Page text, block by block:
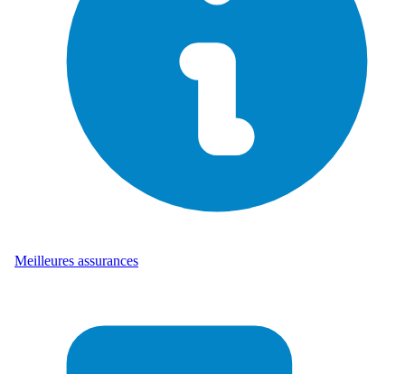
Meilleures assurances